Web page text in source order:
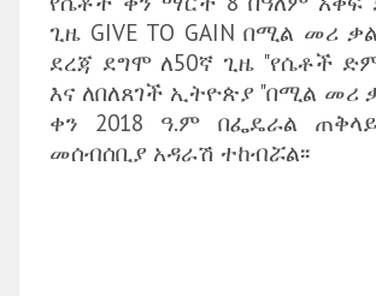
ጊዜ GIVE TO GAIN በሚል መሪ
ደረጃ ደግሞ ለ50ኛ ጊዜ "የሴቶች
እና ለበለጸገች ኢትዮጵያ "በሚል መሪ
ቀን 2018 ዓ.ም በፌዴራል
መሰብሰቢያ አዳራሽ ተከብሯል፡፡